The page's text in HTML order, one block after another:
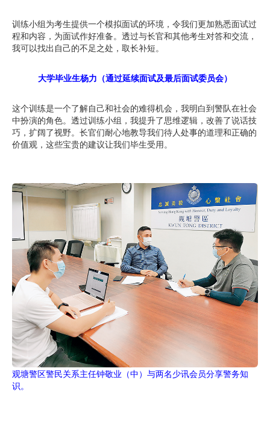
训练小组为考生提供一个模拟面试的环境，令我们更加熟悉面试过
程和内容，为面试作好准备。透过与长官和其他考生对答和交流，
我可以找出自己的不足之处，取长补短。
大学毕业生杨力（通过延续面试及最后面试委员会）
这个训练是一个了解自己和社会的难得机会，我明白到警队在社会
中扮演的角色。透过训练小组，我提升了思维逻辑，改善了说话技
巧，扩阔了视野。长官们耐心地教导我们待人处事的道理和正确的
价值观，这些宝贵的建议让我们毕生受用。
观塘警区警民关系主任钟敬业（中）与两名少讯会员分享警务知
识。